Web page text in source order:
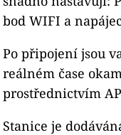
bod WIFI a
Po připojení jsou
reálném čase
prostřednictvím
Stanice je